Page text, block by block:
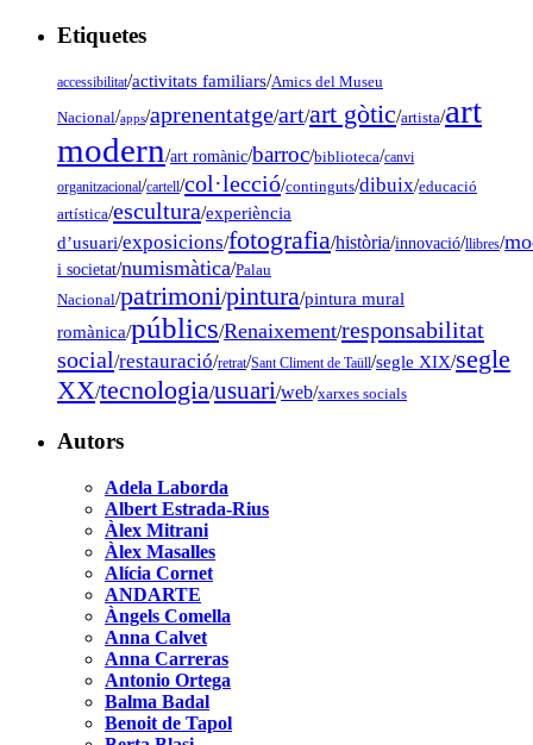
Etiquetes
accessibilitat/activitats familiars/Amics del Museu
Nacional/apps/aprenentatge/art/art gòtic/artista/art
modern/art romànic/barroc/biblioteca/canvi
organitzacional/cartell/col·lecció/continguts/dibuix/educació
artística/escultura/experiència
d’usuari/exposicions/fotografia/història/innovació/llibres/
i societat/numismàtica/Palau
Nacional/patrimoni/pintura/pintura mural
romànica/públics/Renaixement/responsabilitat
social/restauració/retrat/Sant Climent de Taüll/segle XIX/segle
XX/tecnologia/usuari/web/xarxes socials
Autors
Adela Laborda
Albert Estrada-Rius
Àlex Mitrani
Àlex Masalles
Alícia Cornet
ANDARTE
Àngels Comella
Anna Calvet
Anna Carreras
Antonio Ortega
Balma Badal
Benoit de Tapol